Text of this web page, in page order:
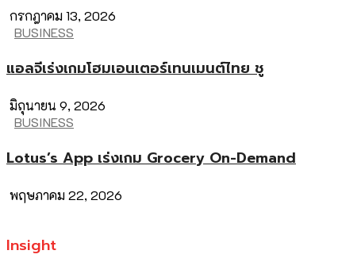
กรกฎาคม 13, 2026
BUSINESS
แอลจีเร่งเกมโฮมเอนเตอร์เทนเมนต์ไทย ชู
มิถุนายน 9, 2026
BUSINESS
Lotus’s App เร่งเกม Grocery On-Demand
พฤษภาคม 22, 2026
Insight